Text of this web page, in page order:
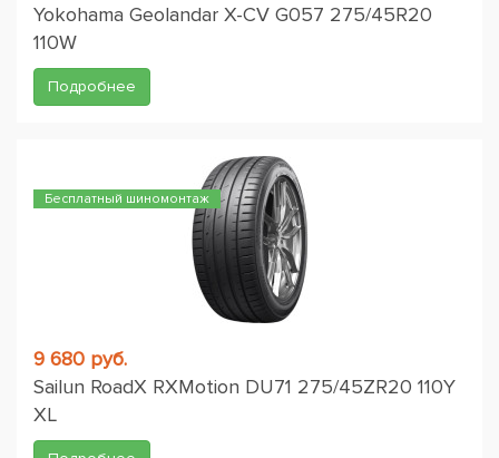
Yokohama Geolandar X-CV G057 275/45R20
110W
Подробнее
Бесплатный шиномонтаж
9 680 руб.
Sailun RoadX RXMotion DU71 275/45ZR20 110Y
XL